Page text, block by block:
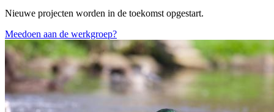
Nieuwe projecten worden in de toekomst opgestart.
Meedoen aan de werkgroep?